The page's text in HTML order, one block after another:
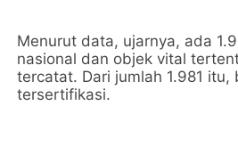
Menurut data, ujarnya, ada
nasional dan objek vital
tercatat. Dari jumlah 1.981 itu,
tersertifikasi.